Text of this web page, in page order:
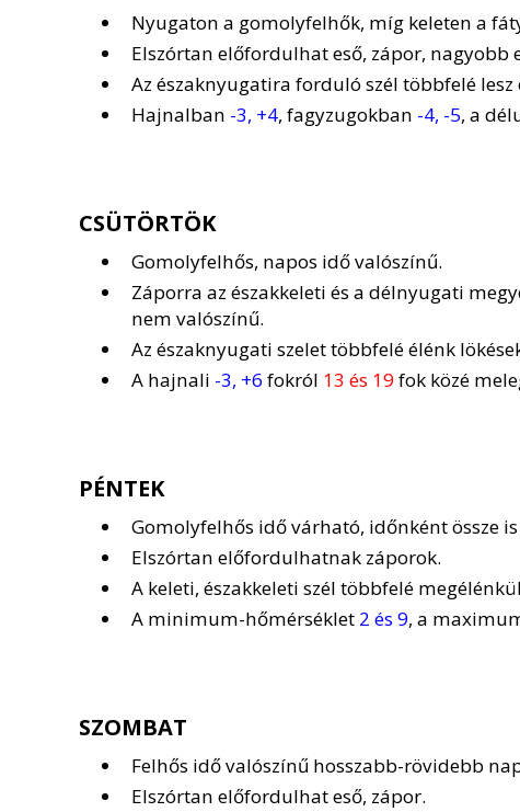
Nyugaton a gomolyfelhők, míg keleten a
Elszórtan előfordulhat eső, zápor, nagyobb
Az északnyugatira forduló szél többfelé lesz
Hajnalban -3, +4, fagyzugokban -4, -5, a
CSÜTÖRTÖK
Gomolyfelhős, napos idő valószínű.
Záporra az északkeleti és a délnyugati
nem valószínű.
Az északnyugati szelet többfelé élénk
A hajnali -3, +6 fokról 13 és 19fok közé
PÉNTEK
Gomolyfelhős idő várható, időnként össze
Elszórtan előfordulhatnak záporok.
A keleti, északkeleti szél többfelé
A minimum-hőmérséklet 2 és 9, a
SZOMBAT
Felhős idő valószínű hosszabb-rövidebb
Elszórtan előfordulhat eső, zápor.